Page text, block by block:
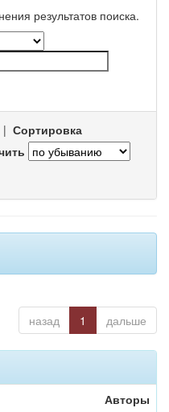
результатов поиска.
| Сортировка
назад 1 дальше
Авторы